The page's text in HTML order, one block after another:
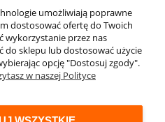
konto
umożliwiają poprawne
dostosować ofertę do Twoich
wykorzystanie przez nas
do sklepu lub dostosować użycie
opcję "Dostosuj zgody".
w naszej Polityce